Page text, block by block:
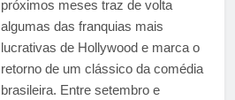
próximos meses traz de volta
algumas das franquias mais
lucrativas de Hollywood e marca o
retorno de um clássico da comédia
brasileira. Entre setembro e